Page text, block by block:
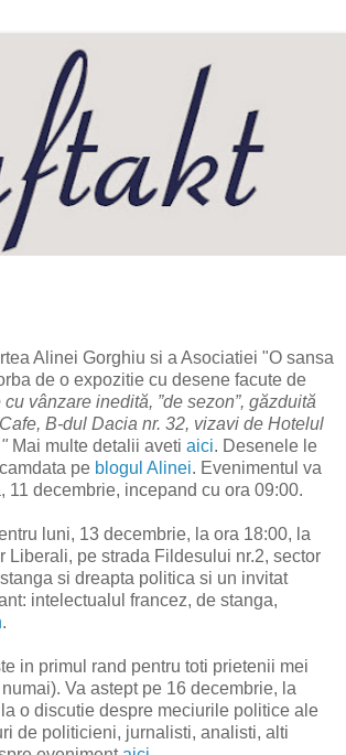
Alinei Gorghiu si a Asociatiei "O sansa
de o expozitie cu desene facute de
vânzare inedită, ”de sezon”, găzduită
B-dul Dacia nr. 32, vizavi de Hotelul
Mai multe detalii aveti aici. Desenele le
pe blogul Alinei. Evenimentul va
11 decembrie, incepand cu ora 09:00.
luni, 13 decembrie, la ora 18:00, la
Liberali, pe strada Fildesului nr.2, sector
si dreapta politica si un invitat
intelectualul francez, de stanga,
.
in primul rand pentru toti prietenii mei
Va astept pe 16 decembrie, la
o discutie despre meciurile politice ale
de politicieni, jurnalisti, analisti, alti